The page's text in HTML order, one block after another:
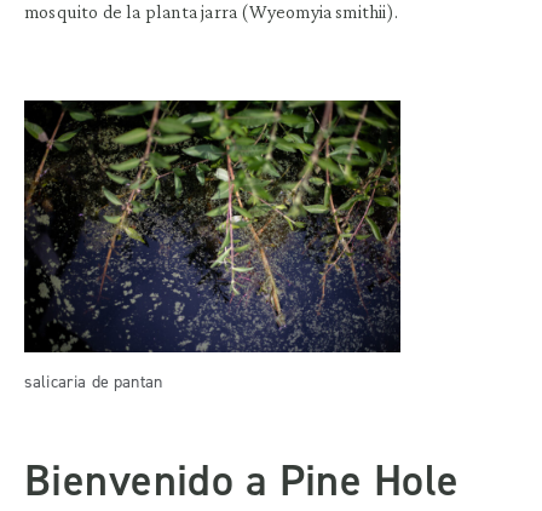
mosquito de la planta jarra (Wyeomyia smithii).
salicaria de pantan
Bienvenido a Pine Hole